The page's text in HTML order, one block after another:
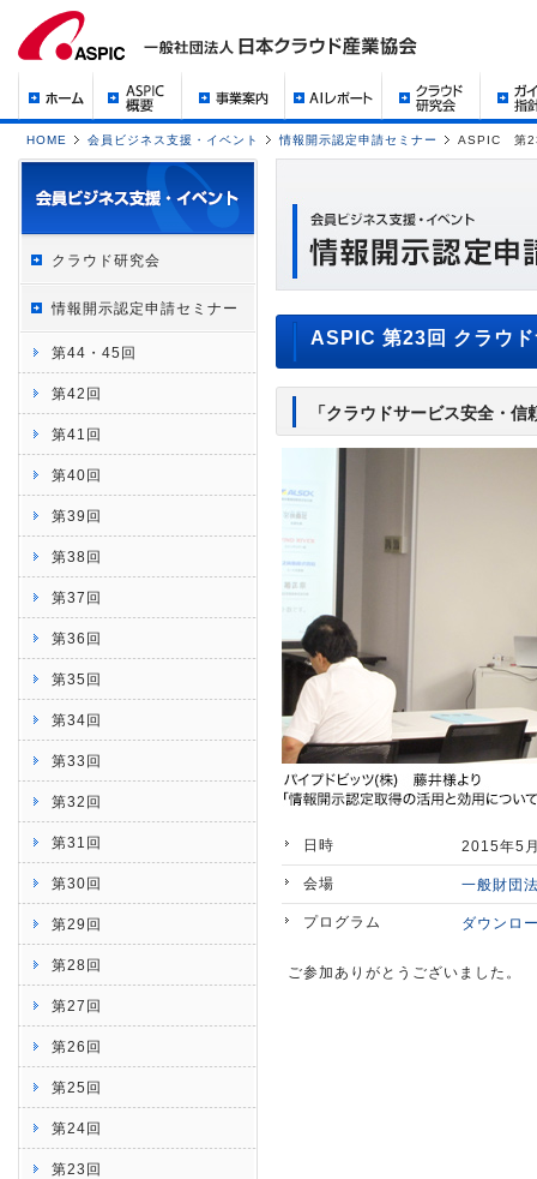
HOME 会員ビジネス支援・イベント 情報開示認定申請セミナー ASPIC 第23
クラウド研究会
情報開示認定申請セミナー
第44・45回
第42回
第41回
第40回
第39回
第38回
第37回
第36回
第35回
第34回
第33回
第32回
第31回
第30回
第29回
第28回
第27回
第26回
第25回
第24回
第23回
ASPIC 第23回 クラウ
「クラウドサービス安全・
日時 2015年5
会場 一般財団
プログラム ダウンロ
ご参加ありがとうございました。